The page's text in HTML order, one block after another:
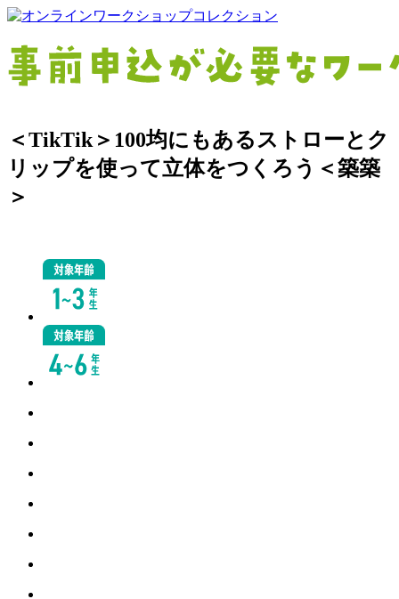
＜TikTik＞100均にもあるストローとク
リップを使って立体をつくろう＜築築
＞